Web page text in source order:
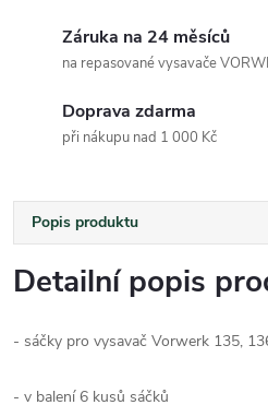
Záruka na 24 měsíců
na repasované vysavače
Doprava zdarma
při nákupu nad 1 000 Kč
Popis produktu
Detailní popis
- sáčky pro vysavač Vorwerk 135,
- v balení 6 kusů sáčků